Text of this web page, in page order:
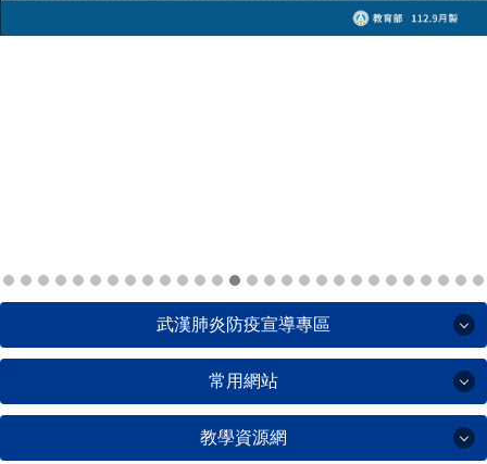
武漢肺炎防疫宣導專區
武漢肺炎防疫宣導專區
常用網站
教學資源網